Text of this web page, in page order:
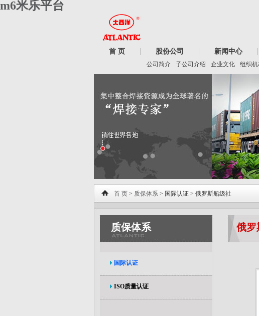
m6米乐平台
首 页 股份公司 新闻中心
公司简介 子公司介绍 企业文化 组织机
首 页 > 质保体系 > 国际认证 > 俄罗斯船级社
质保体系 俄罗
国际认证
ISO质量认证